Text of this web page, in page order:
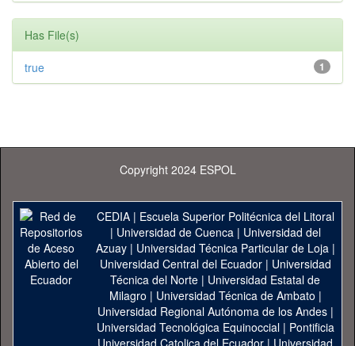
Has File(s)
1
true
Copyright 2024 ESPOL
CEDIA| Escuela Superior Politécnica del Litoral
| Universidad de Cuenca| Universidad del
Azuay| Universidad Técnica Particular de Loja|
Universidad Central del Ecuador| Universidad
Técnica del Norte | Universidad Estatal de
Milagro | Universidad Técnica de Ambato |
Universidad Regional Autónoma de los Andes|
Universidad Tecnológica Equinoccial| Pontificia
Universidad Catolica del Ecuador | Universidad